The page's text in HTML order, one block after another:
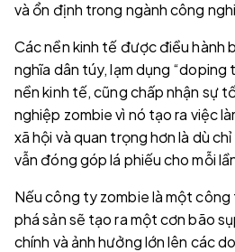
và ổn định trong ngành công
Các nền kinh tế được điều hành
nghĩa dân túy, lạm dụng “doping
nền kinh tế, cũng chấp nhận sự
nghiệp zombie vì nó tạo ra việc
xã hội và quan trọng hơn là dù
vẫn đóng góp lá phiếu cho mỗi
Nếu công ty zombie là một
phá sản sẽ tạo ra một cơn bão
chính và ảnh hưởng lớn lên các